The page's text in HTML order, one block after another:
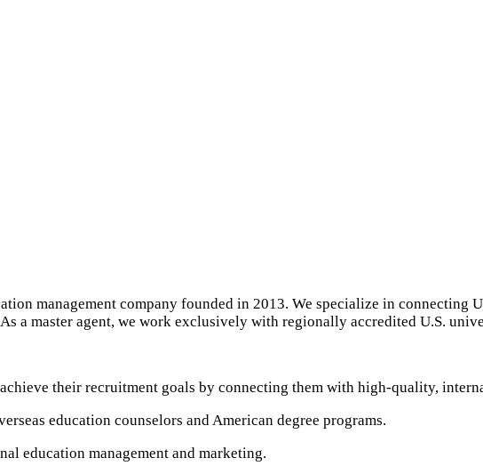
management company founded in 2013. We specialize in connecting
a master agent, we work exclusively with regionally accredited U.S.
their recruitment goals by connecting them with high-quality,
education counselors and American degree programs.
education management and marketing.